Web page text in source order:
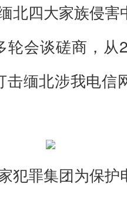
北四大家族侵
轮会谈磋商，从
击缅北涉我电信
犯罪集团为保